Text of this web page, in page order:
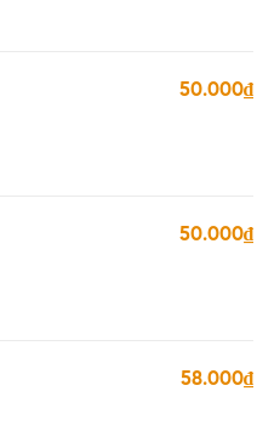
50.000₫
50.000₫
58.000₫